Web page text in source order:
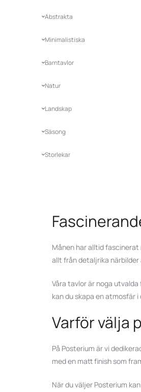
Abstrakta
Minimalistiska
Barntavlor
Natur
Landskap
Säsong
Storlekar
Månen har alltid
allt från detaljrika närbilder
Våra tavlor är noga
kan du skapa en atmosfär
Varför välja
På Posterium är vi
med en matt finish som
När du väljer Posterium